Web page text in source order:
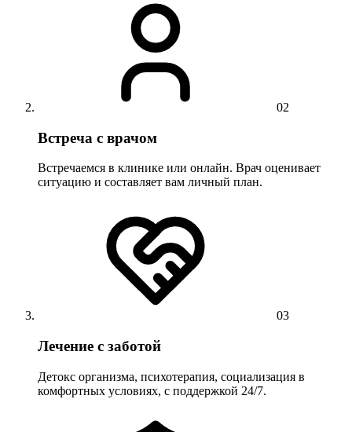
02
Встреча с врачом
Встречаемся в клинике или онлайн. Врач оценивает
ситуацию и составляет вам личный план.
03
Лечение с заботой
Детокс организма, психотерапия, социализация в
комфортных условиях, с поддержкой 24/7.